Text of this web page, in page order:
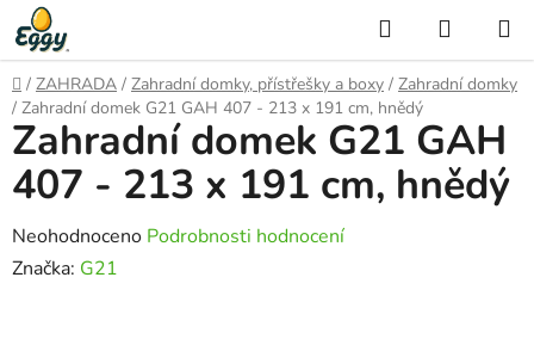
Přejít
na
obsah
Hledat
KOŠÍK
Domů
/ ZAHRADA / Zahradní domky, přístřešky a boxy / Zahradní domky
/ Zahradní domek G21 GAH 407 - 213 x 191 cm, hnědý
Zahradní domek G21 GAH
407 - 213 x 191 cm, hnědý
Průměrné
hodnocení
Neohodnoceno Podrobnosti hodnocení
Značka: G21